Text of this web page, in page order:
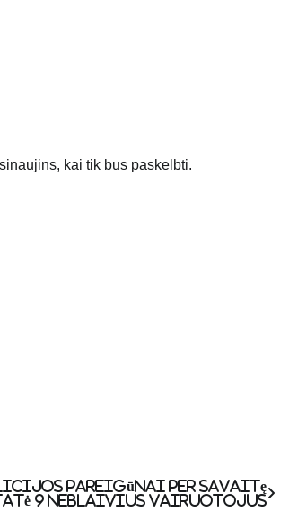
kai tik bus paskelbti.
pareigūnai per savaitę
9 neblaivius vairuotojus